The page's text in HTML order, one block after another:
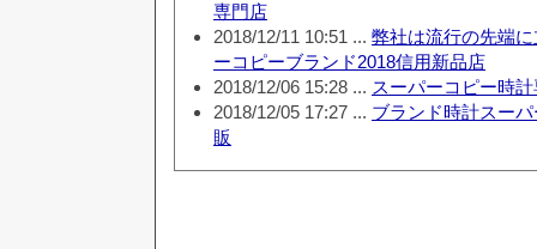
専門店
2018/12/11 10:51 ... 弊社は流行の先端
ーコピーブランド2018信用新品店
2018/12/06 15:28 ... スーパーコピー時
2018/12/05 17:27 ... ブランド時計スー
販